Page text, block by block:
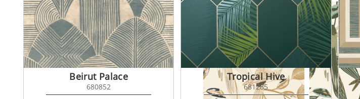
Beirut Palace
680852
Tropical Hive
681285